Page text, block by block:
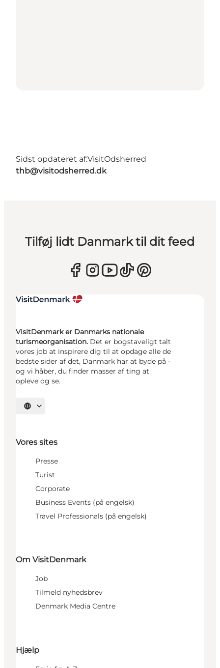
Sidst opdateret af:VisitOdsherred
thb@visitodsherred.dk
Tilføj lidt Danmark til dit feed
VisitDenmark er Danmarks nationale
turismeorganisation. Det er bogstaveligt talt
vores job at inspirere dig til at opdage alle de
bedste sider af det, Danmark har at byde på -
og vi håber, du finder masser af ting at
opleve og se.
Vælg sprog
Vores sites
Presse
Turist
Corporate
Business Events (på engelsk)
Travel Professionals (på engelsk)
Om VisitDenmark
Job
Tilmeld nyhedsbrev
Denmark Media Centre
Hjælp